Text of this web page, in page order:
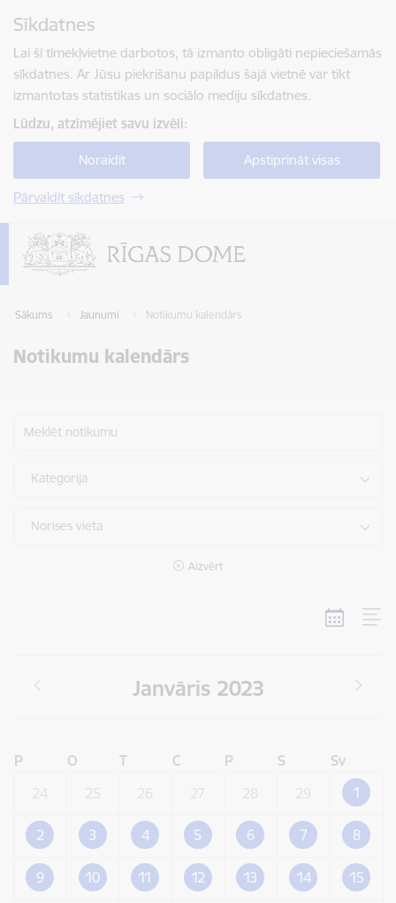
Sīkdatnes
Lai šī tīmekļvietne darbotos, tā izmanto obligāti nepieciešamās
sīkdatnes. Ar Jūsu piekrišanu papildus šajā vietnē var tikt
izmantotas statistikas un sociālo mediju sīkdatnes.
Lūdzu, atzīmējiet savu izvēli:
Noraidīt Apstiprināt visas
Pārvaldīt sīkdatnes
Sākums Jaunumi Notikumu kalendārs
Notikumu kalendārs
Meklēt notikumu
Kategorija
Norises vieta
Aizvērt
Janvāris 2023
P O T C P S
Sv
1
2 3 4 5 6 7 8
9 10 11 12 13 14 15